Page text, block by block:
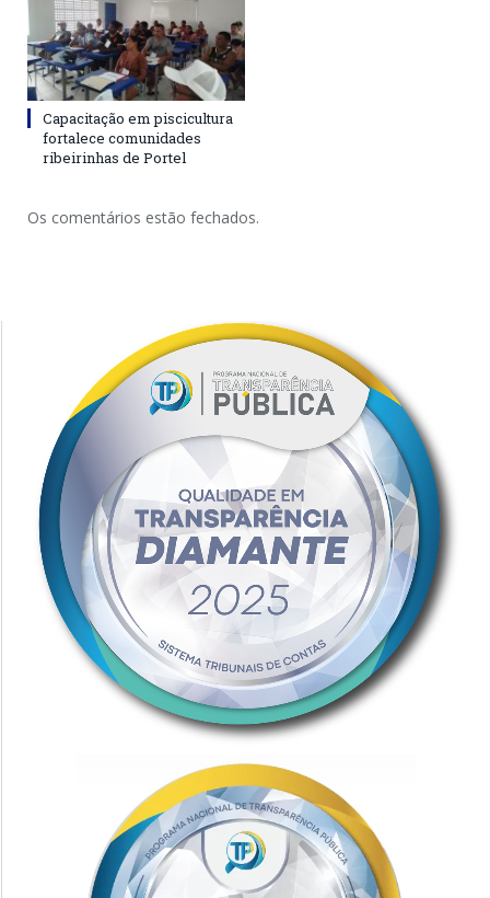
Capacitação em piscicultura
fortalece comunidades
ribeirinhas de Portel
Os comentários estão fechados.